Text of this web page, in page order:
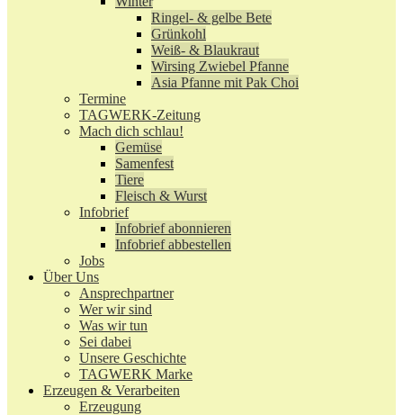
Ringel- & gelbe Bete
Grünkohl
Weiß- & Blaukraut
Wirsing Zwiebel Pfanne
Asia Pfanne mit Pak Choi
Termine
TAGWERK-Zeitung
Mach dich schlau!
Gemüse
Samenfest
Tiere
Fleisch & Wurst
Infobrief
Infobrief abonnieren
Infobrief abbestellen
Jobs
Über Uns
Ansprechpartner
Wer wir sind
Was wir tun
Sei dabei
Unsere Geschichte
TAGWERK Marke
Erzeugen & Verarbeiten
Erzeugung